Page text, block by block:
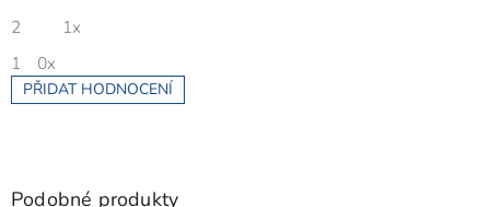
2
1x
1
0x
PŘIDAT HODNOCENÍ
V
s
Podobné produkty